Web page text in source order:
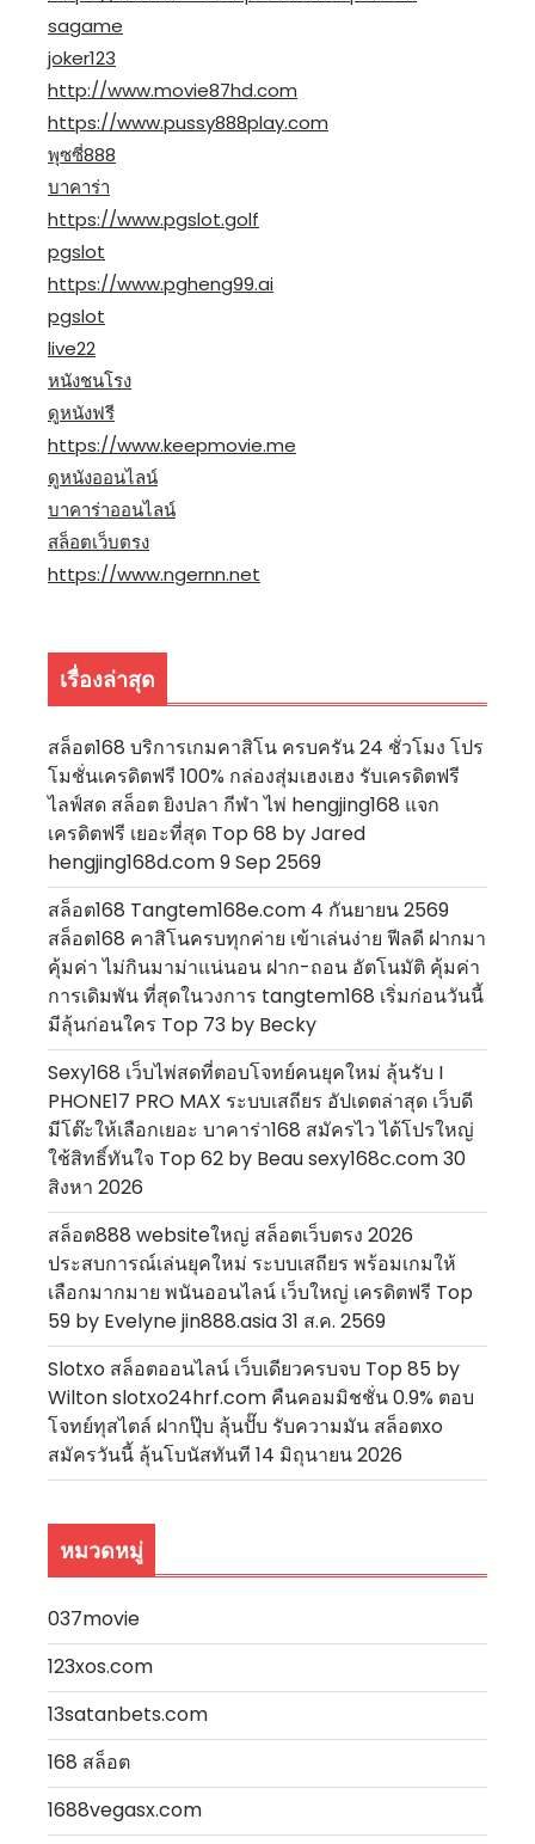
sagame
joker123
http://www.movie87hd.com
https://www.pussy888play.com
พุซซี่888
บาคาร่า
https://www.pgslot.golf
pgslot
https://www.pgheng99.ai
pgslot
live22
หนังชนโรง
ดูหนังฟรี
https://www.keepmovie.me
ดูหนังออนไลน์
บาคาร่าออนไลน์
สล็อตเว็บตรง
https://www.ngernn.net
เรื่องล่าสุด
สล็อต168 บริการเกมคาสิโน ครบครัน 24 ชั่วโมง โปร
โมชั่นเครดิตฟรี 100% กล่องสุ่มเฮงเฮง รับเครดิตฟรี
ไลฟ์สด สล็อต ยิงปลา กีฬา ไพ่ hengjing168 แจก
เครดิตฟรี เยอะที่สุด Top 68 by Jared
hengjing168d.com 9 Sep 2569
สล็อต168 Tangtem168e.com 4 กันยายน 2569
สล็อต168 คาสิโนครบทุกค่าย เข้าเล่นง่าย ฟีลดี ฝากมา
คุ้มค่า ไม่กินมาม่าแน่นอน ฝาก-ถอน อัตโนมัติ คุ้มค่า
การเดิมพัน ที่สุดในวงการ tangtem168 เริ่มก่อนวันนี้
มีลุ้นก่อนใคร Top 73 by Becky
Sexy168 เว็บไพ่สดที่ตอบโจทย์คนยุคใหม่ ลุ้นรับ I
PHONE17 PRO MAX ระบบเสถียร อัปเดตล่าสุด เว็บดี
มีโต๊ะให้เลือกเยอะ บาคาร่า168 สมัครไว ได้โปรใหญ่
ใช้สิทธิ์ทันใจ Top 62 by Beau sexy168c.com 30
สิงหา 2026
สล็อต888 websiteใหญ่ สล็อตเว็บตรง 2026
ประสบการณ์เล่นยุคใหม่ ระบบเสถียร พร้อมเกมให้
เลือกมากมาย พนันออนไลน์ เว็บใหญ่ เครดิตฟรี Top
59 by Evelyne jin888.asia 31 ส.ค. 2569
Slotxo สล็อตออนไลน์ เว็บเดียวครบจบ Top 85 by
Wilton slotxo24hrf.com คืนคอมมิชชั่น 0.9% ตอบ
โจทย์ทุสไตล์ ฝากปุ๊บ ลุ้นปั๊บ รับความมัน สล็อตxo
สมัครวันนี้ ลุ้นโบนัสทันที 14 มิถุนายน 2026
หมวดหมู่
037movie
123xos.com
13satanbets.com
168 สล็อต
1688vegasx.com